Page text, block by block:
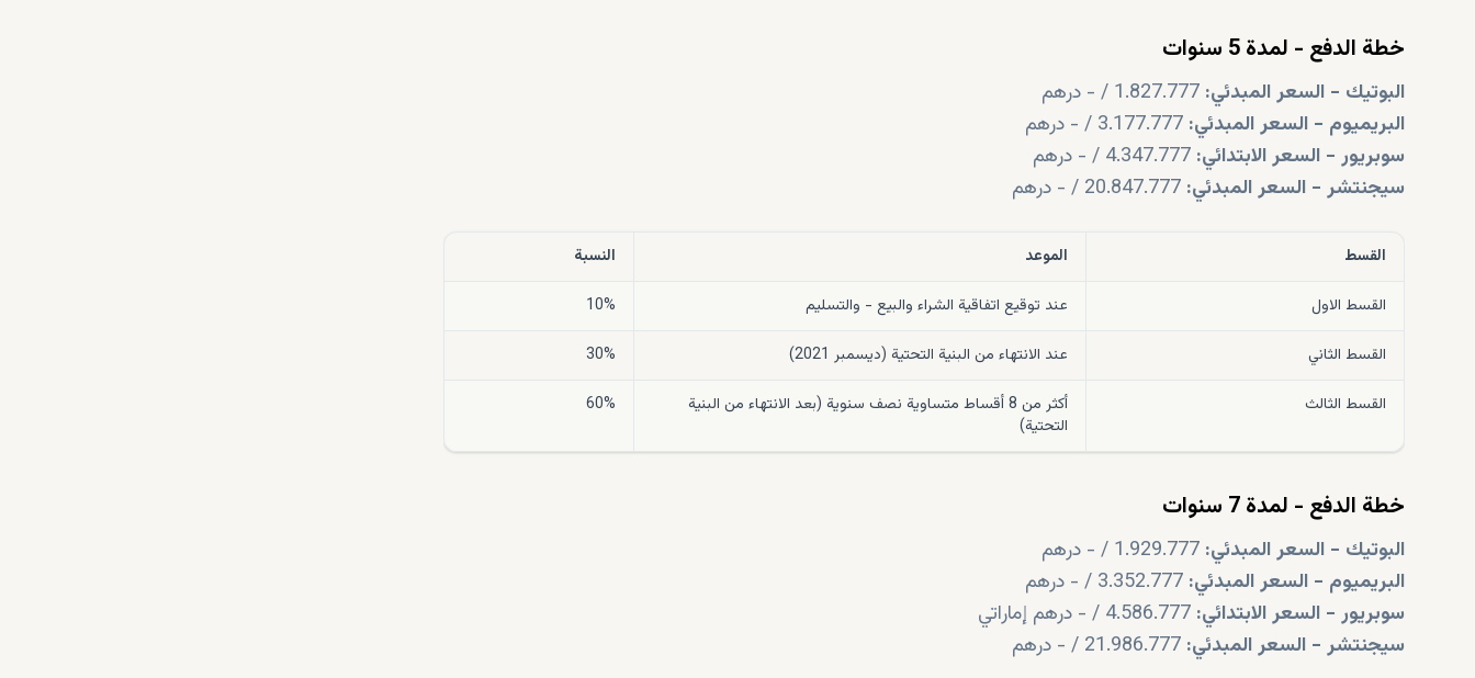
خطة الدفع - لمدة 5 سنوات
البوتيك - السعر المبدئي:
البريميوم - السعر المبدئي:
سوبريور - السعر الابتدائي:
سيجنتشر - السعر المبدئي:
القسط الموعد النسبة
القسط الاول عند توقيع اتفاقية الشراء والبيع - والتسليم 10%
القسط الثاني عند الانتهاء من البنية التحتية (ديسمبر 2021) 30%
القسط الثالث
أكثر من 8 أقساط متساوية نصف سنوية (بعد الانتهاء من البنية
التحتية)
60%
خطة الدفع - لمدة 7 سنوات
البوتيك - السعر المبدئي:
البريميوم - السعر المبدئي:
سوبريور - السعر الابتدائي:
سيجنتشر - السعر المبدئي: